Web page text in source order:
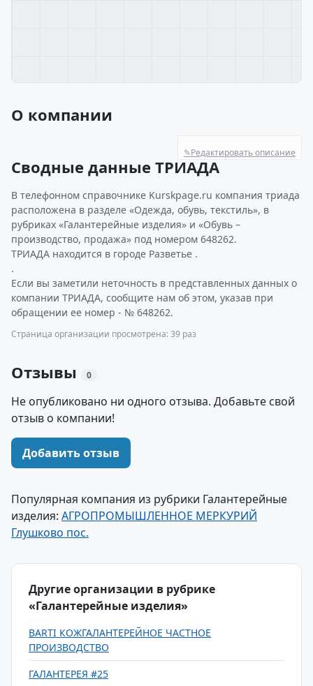
О компании
✎Редактировать описание
Сводные данные ТРИАДА
В телефонном справочнике Kurskpage.ru компания триада
расположена в разделе «Одежда, обувь, текстиль», в
рубриках «Галантерейные изделия» и «Обувь –
производство, продажа» под номером 648262.
ТРИАДА находится в городе Разветье .
.
Если вы заметили неточность в представленных данных о
компании ТРИАДА, сообщите нам об этом, указав при
обращении ее номер - № 648262.
Страница организации просмотрена: 39 раз
Отзывы 0
Не опубликовано ни одного отзыва. Добавьте свой
отзыв о компании!
Добавить отзыв
Популярная компания из рубрики Галантерейные
изделия: АГРОПРОМЫШЛЕННОЕ МЕРКУРИЙ
Глушково пос.
Другие организации в рубрике
«Галантерейные изделия»
BARTI КОЖГАЛАНТЕРЕЙНОЕ ЧАСТНОЕ
ПРОИЗВОДСТВО
ГАЛАНТЕРЕЯ #25